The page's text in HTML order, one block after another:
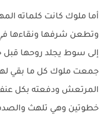
أما ملوك كانت كلماته
وتطعن شرفها ونقاءها في
إلى سوط يجلد روحها
جمعت ملوك كل ما بقي
المرتعش ودفعته بكل عنف
خطوتين وهي تلهث